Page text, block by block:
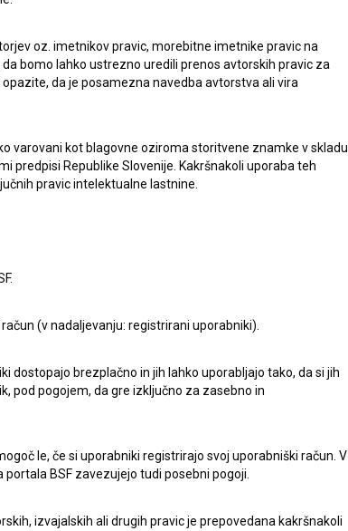
Veseli bomo vaših odzivov.
oz. imetnikov pravic, morebitne imetnike pravic na
bomo lahko ustrezno uredili prenos avtorskih pravic za
da je posamezna navedba avtorstva ali vira
varovani kot blagovne oziroma storitvene znamke v skladu
predpisi Republike Slovenije. Kakršnakoli uporaba teh
pravic intelektualne lastnine.
(v nadaljevanju: registrirani uporabniki).
dostopajo brezplačno in jih lahko uporabljajo tako, da si jih
pod pogojem, da gre izključno za zasebno in
le, če si uporabniki registrirajo svoj uporabniški račun. V
BSF zavezujejo tudi posebni pogoji.
izvajalskih ali drugih pravic je prepovedana kakršnakoli